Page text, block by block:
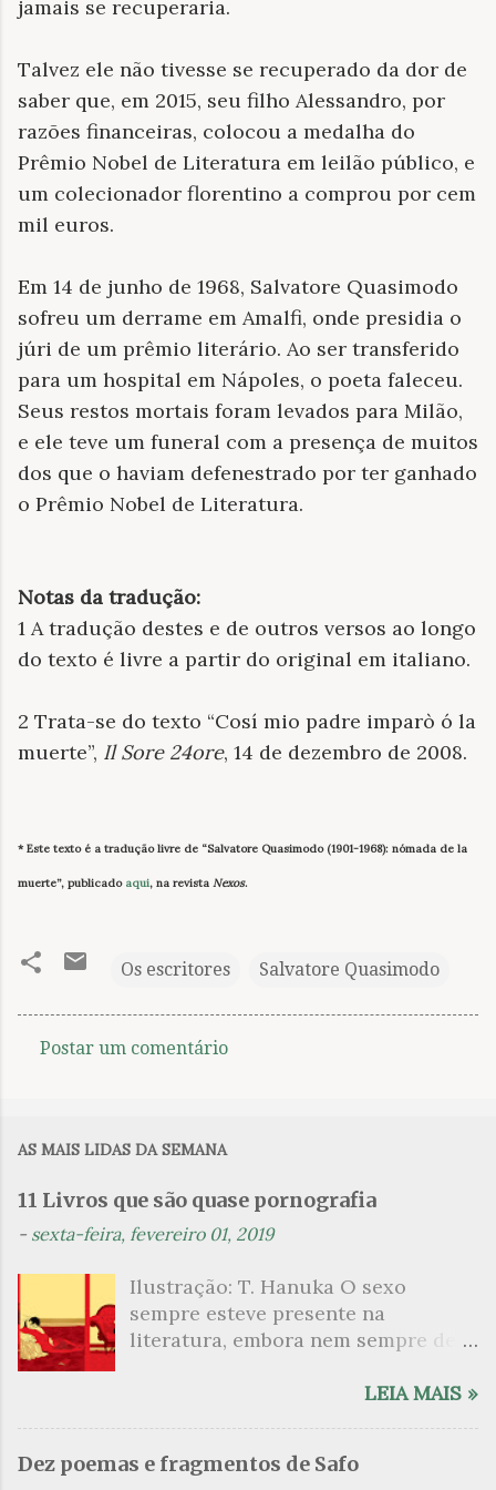
jamais se recuperaria.
Talvez ele não tivesse se recuperado da dor de
saber que, em 2015, seu filho Alessandro, por
razões financeiras, colocou a medalha do
Prêmio Nobel de Literatura em leilão público, e
um colecionador florentino a comprou por cem
mil euros.
Em 14 de junho de 1968, Salvatore Quasimodo
sofreu um derrame em Amalfi, onde presidia o
júri de um prêmio literário. Ao ser transferido
para um hospital em Nápoles, o poeta faleceu.
Seus restos mortais foram levados para Milão,
e ele teve um funeral com a presença de muitos
dos que o haviam defenestrado por ter ganhado
o Prêmio Nobel de Literatura.
Notas da tradução:
1 A tradução destes e de outros versos ao longo
do texto é livre a partir do original em italiano.
2 Trata-se do texto “Cosí mio padre imparò ó la
muerte”, Il Sore 24ore, 14 de dezembro de 2008.
* Este texto é a tradução livre de “Salvatore Quasimodo (1901-1968): nómada de la
muerte”, publicado aqui, na revista Nexos.
Os escritores Salvatore Quasimodo
n
t
i
o
Postar um comentário
AS MAIS LIDAS DA SEMANA
11 Livros que são quase pornografia
- sexta-feira, fevereiro 01, 2019
Ilustração: T. Hanuka O sexo
sempre esteve presente na
literatura, embora nem sempre de
que mergulharam em sua própria
psicanalítico e findaram por revelar
LEIA MAIS »
Dez poemas e fragmentos de Safo